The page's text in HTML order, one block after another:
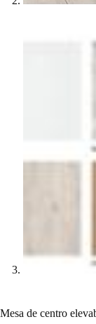
Mesa de centro